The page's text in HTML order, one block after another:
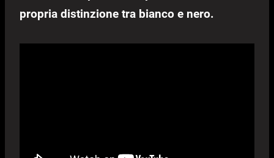
propria distinzione tra bianco e nero.